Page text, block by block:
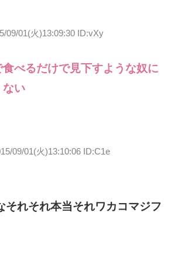
09/01(火)13:09:30 ID:vXy
べるだけで見下すような奴に
ない
09/01(火)13:10:06 ID:C1e
れそれ本当それワカコマジフ